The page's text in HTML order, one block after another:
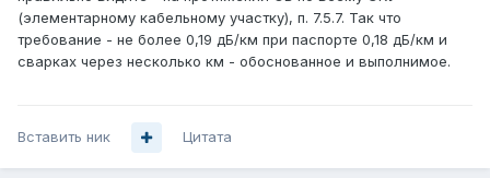
(элементарному кабельному участку), п. 7.5.7. Так что
требование - не более 0,19 дБ/км при паспорте 0,18 дБ/км и
сварках через несколько км - обоснованное и выполнимое.
Вставить ник Цитата